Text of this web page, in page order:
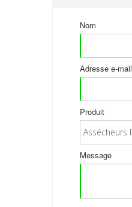
Nom
Adresse e-mail
Produit
Message